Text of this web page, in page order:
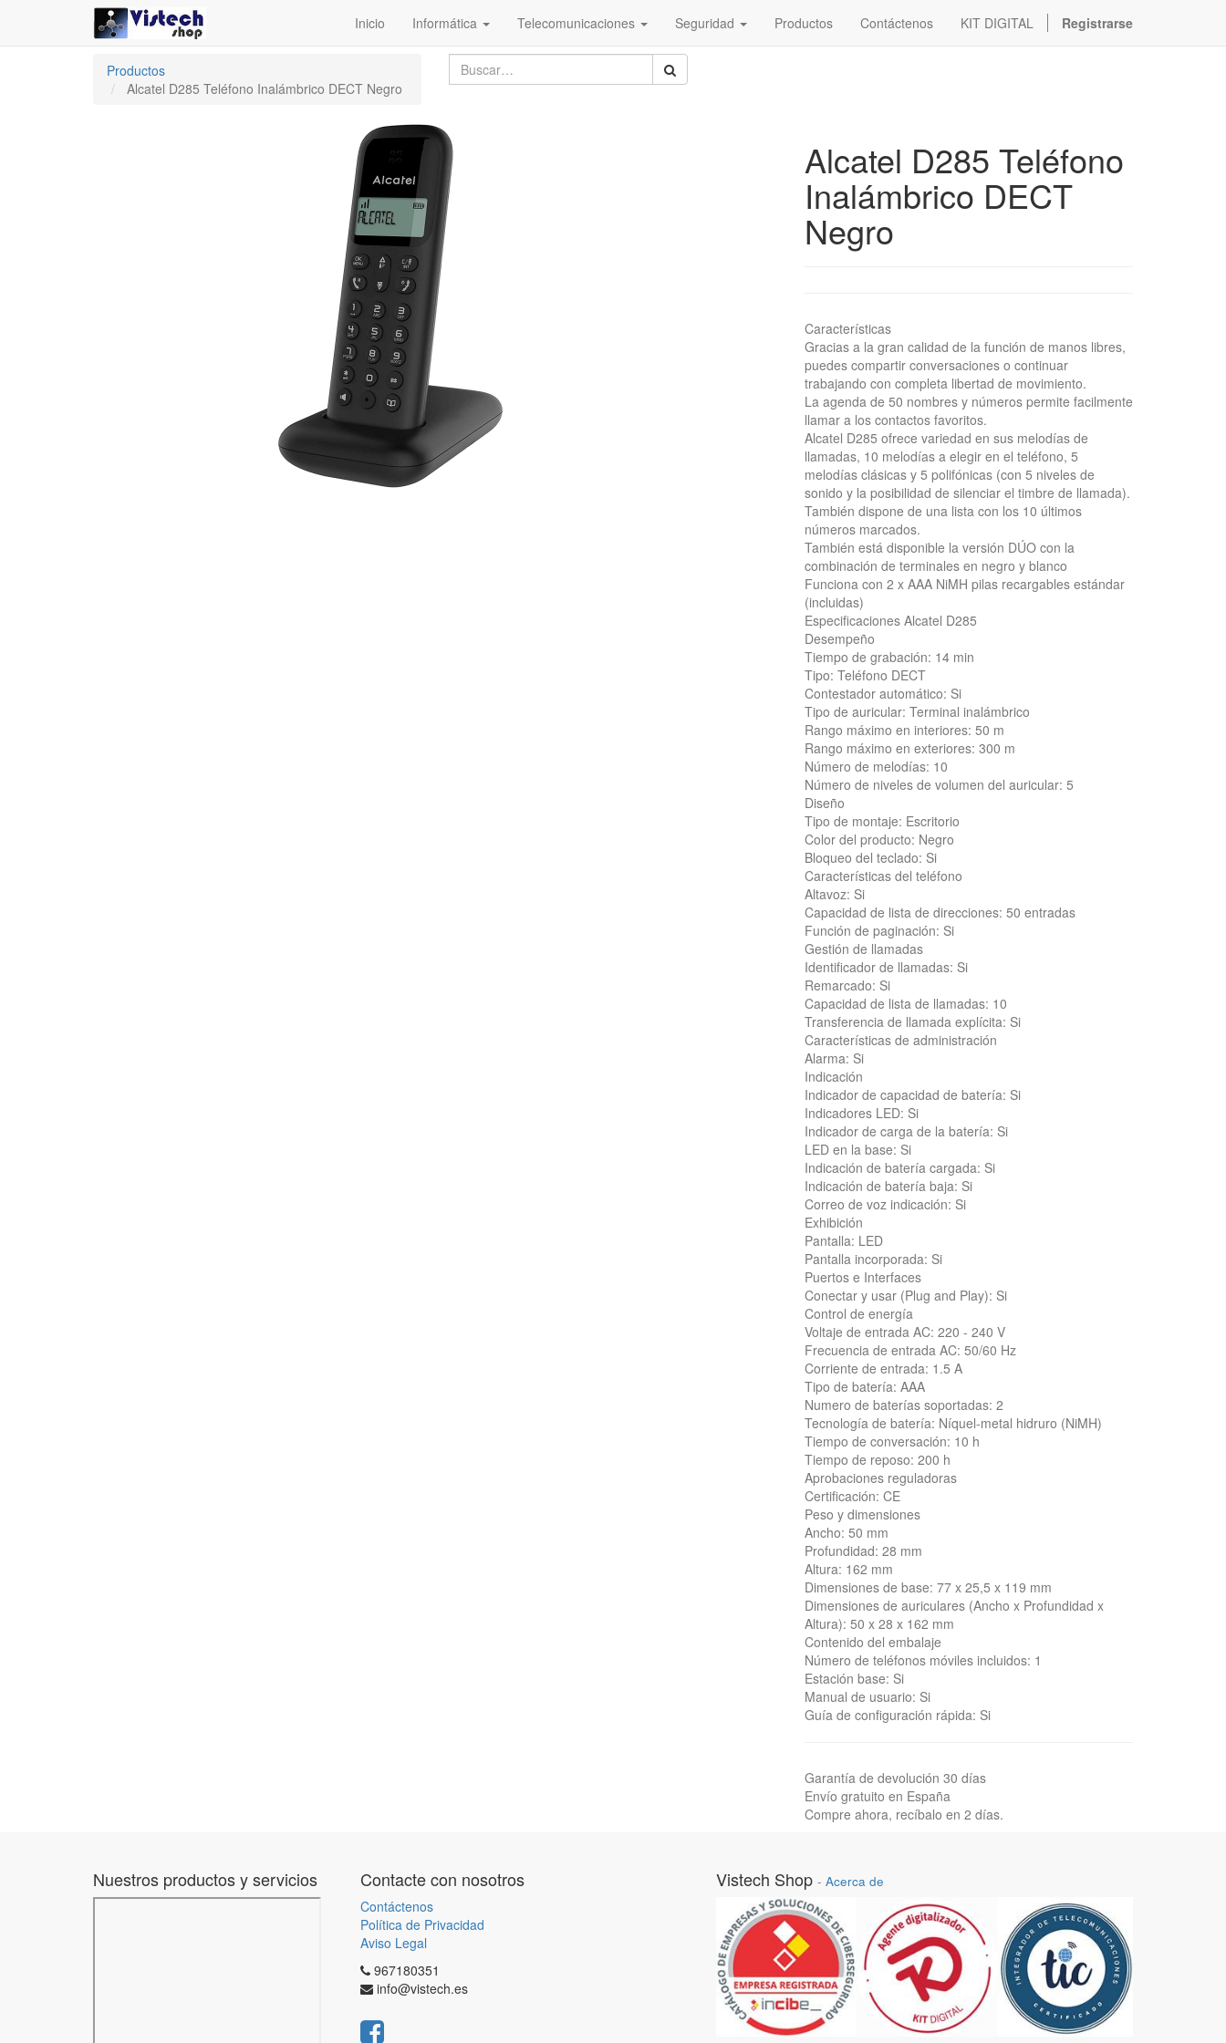
Inicio Informática Telecomunicaciones Seguridad Productos Contáctenos KIT DIGITAL Registrarse
Productos
Alcatel D285 Teléfono Inalámbrico DECT Negro
Alcatel D285 Teléfono
Inalámbrico DECT
Negro
Características
Gracias a la gran calidad de la función de manos libres,
puedes compartir conversaciones o continuar
trabajando con completa libertad de movimiento.
La agenda de 50 nombres y números permite facilmente
llamar a los contactos favoritos.
Alcatel D285 ofrece variedad en sus melodías de
llamadas, 10 melodías a elegir en el teléfono, 5
melodías clásicas y 5 polifónicas (con 5 niveles de
sonido y la posibilidad de silenciar el timbre de llamada).
También dispone de una lista con los 10 últimos
números marcados.
También está disponible la versión DÚO con la
combinación de terminales en negro y blanco
Funciona con 2 x AAA NiMH pilas recargables estándar
(incluidas)
Especificaciones Alcatel D285
Desempeño
Tiempo de grabación: 14 min
Tipo: Teléfono DECT
Contestador automático: Si
Tipo de auricular: Terminal inalámbrico
Rango máximo en interiores: 50 m
Rango máximo en exteriores: 300 m
Número de melodías: 10
Número de niveles de volumen del auricular: 5
Diseño
Tipo de montaje: Escritorio
Color del producto: Negro
Bloqueo del teclado: Si
Características del teléfono
Altavoz: Si
Capacidad de lista de direcciones: 50 entradas
Función de paginación: Si
Gestión de llamadas
Identificador de llamadas: Si
Remarcado: Si
Capacidad de lista de llamadas: 10
Transferencia de llamada explícita: Si
Características de administración
Alarma: Si
Indicación
Indicador de capacidad de batería: Si
Indicadores LED: Si
Indicador de carga de la batería: Si
LED en la base: Si
Indicación de batería cargada: Si
Indicación de batería baja: Si
Correo de voz indicación: Si
Exhibición
Pantalla: LED
Pantalla incorporada: Si
Puertos e Interfaces
Conectar y usar (Plug and Play): Si
Control de energía
Voltaje de entrada AC: 220 - 240 V
Frecuencia de entrada AC: 50/60 Hz
Corriente de entrada: 1.5 A
Tipo de batería: AAA
Numero de baterías soportadas: 2
Tecnología de batería: Níquel-metal hidruro (NiMH)
Tiempo de conversación: 10 h
Tiempo de reposo: 200 h
Aprobaciones reguladoras
Certificación: CE
Peso y dimensiones
Ancho: 50 mm
Profundidad: 28 mm
Altura: 162 mm
Dimensiones de base: 77 x 25,5 x 119 mm
Dimensiones de auriculares (Ancho x Profundidad x
Altura): 50 x 28 x 162 mm
Contenido del embalaje
Número de teléfonos móviles incluidos: 1
Estación base: Si
Manual de usuario: Si
Guía de configuración rápida: Si
Garantía de devolución 30 días
Envío gratuito en España
Compre ahora, recíbalo en 2 días.
Nuestros productos y servicios Contacte con nosotros
Contáctenos
Política de Privacidad
Aviso Legal
967180351
info@vistech.es
Vistech Shop - Acerca de